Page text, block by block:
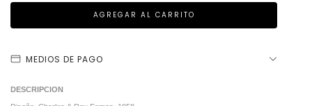
MEDIOS DE PAGO
DESCRIPCION